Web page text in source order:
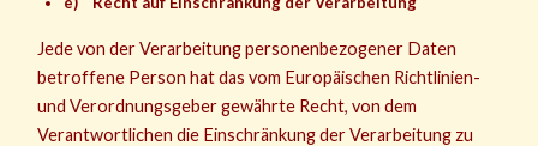
Jede von der Verarbeitung personenbezogener Daten
betroffene Person hat das vom Europäischen Richtlinien-
und Verordnungsgeber gewährte Recht, von dem
Verantwortlichen die Einschränkung der Verarbeitung zu